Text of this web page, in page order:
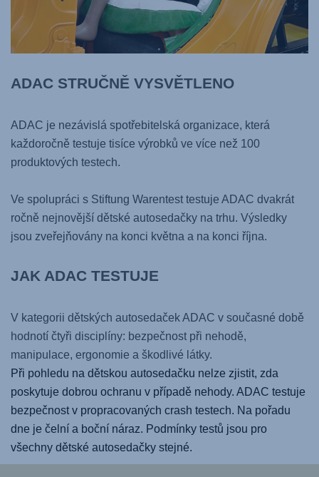
ADAC STRUČNĚ VYSVĚTLENO
ADAC je nezávislá spotřebitelská organizace, která
každoročně testuje tisíce výrobků ve více než 100
produktových testech.
Ve spolupráci s Stiftung Warentest testuje ADAC dvakrát
ročně nejnovější dětské autosedačky na trhu. Výsledky
jsou zveřejňovány na konci května a na konci října.
JAK ADAC TESTUJE
V kategorii dětských autosedaček ADAC v současné době
hodnotí čtyři disciplíny: bezpečnost při nehodě,
manipulace, ergonomie a škodlivé látky.
Při pohledu na dětskou autosedačku nelze zjistit, zda
poskytuje dobrou ochranu v případě nehody. ADAC testuje
bezpečnost v propracovaných crash testech. Na pořadu
dne je čelní a boční náraz. Podmínky testů jsou pro
všechny dětské autosedačky stejné.